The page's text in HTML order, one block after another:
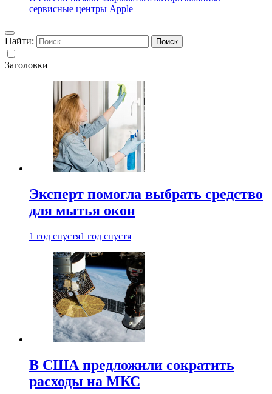
сервисные центры Apple
Найти:
Заголовки
Эксперт помогла выбрать средство
для мытья окон
1 год спустя1 год спустя
В США предложили сократить
расходы на МКС